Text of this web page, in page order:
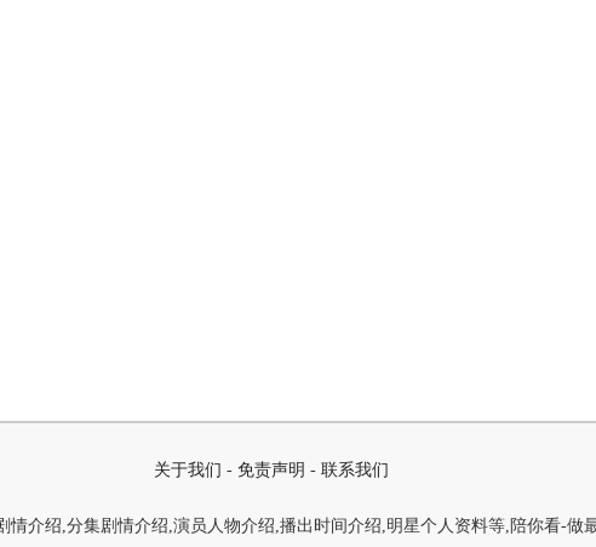
关于我们 - 免责声明 - 联系我们
情介绍,分集剧情介绍,演员人物介绍,播出时间介绍,明星个人资料等,陪你看-做